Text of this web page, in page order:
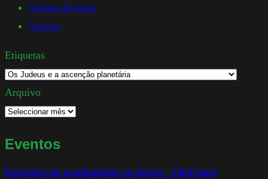
Textos diversos
Varetas
Etiquetas
Arquivo
Eventos
Encontro de ovnilogistas no Zoom – Click here